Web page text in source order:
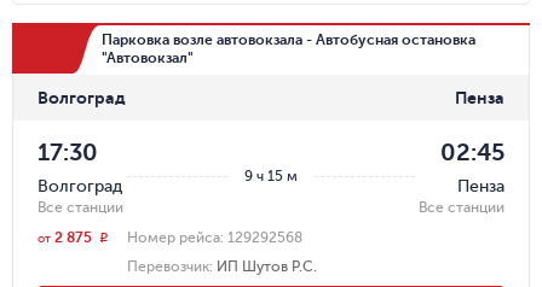
Парковка возле автовокзала - Автобусная остановка
"Автовокзал"
Волгоград Пенза
9 ч 15 м
17:30
Волгоград
Все станции
02:45
Пенза
Все станции
Номер рейса: 129292568
Перевозчик: ИП Шутов Р.С.
от 2 875 r